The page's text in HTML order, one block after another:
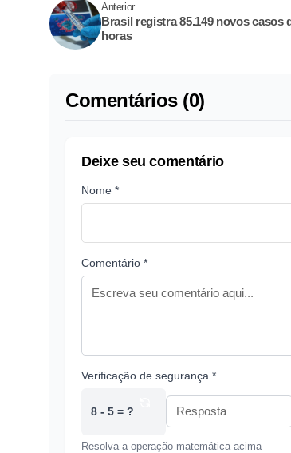
Anterior
Brasil registra 85.149 novos casos
horas
Comentários (0)
Deixe seu comentário
Nome *
Comentário *
Verificação de segurança *
8 - 5 = ?
Resolva a operação matemática acima